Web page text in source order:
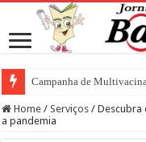
Campanha de
Home / Serviços / Descubra
a pandemia